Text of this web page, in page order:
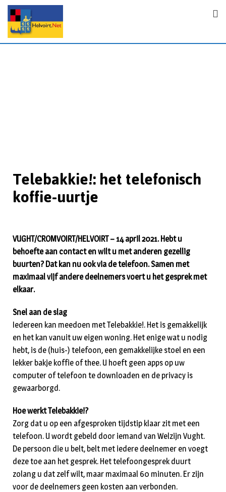
Telebakkie!: het telefonisch
koffie-uurtje
VUGHT/CROMVOIRT/HELVOIRT – 14 april 2021. Hebt u
behoefte aan contact en wilt u met anderen gezellig
buurten? Dat kan nu ook via de telefoon. Samen met
maximaal vijf andere deelnemers voert u het gesprek met
elkaar.
Snel aan de slag
Iedereen kan meedoen met Telebakkie!. Het is gemakkelijk
en het kan vanuit uw eigen woning. Het enige wat u nodig
hebt, is de (huis-) telefoon, een gemakkelijke stoel en een
lekker bakje koffie of thee. U hoeft geen apps op uw
computer of telefoon te downloaden en de privacy is
gewaarborgd.
Hoe werkt Telebakkie!?
Zorg dat u op een afgesproken tijdstip klaar zit met een
telefoon. U wordt gebeld door iemand van Welzijn Vught.
De persoon die u belt, belt met iedere deelnemer en voegt
deze toe aan het gesprek. Het telefoongesprek duurt
zolang u dat zelf wilt, maar maximaal 60 minuten. Er zijn
voor de deelnemers geen kosten aan verbonden.